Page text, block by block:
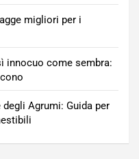
migliori per i
innocuo come sembra:
Agrumi: Guida per